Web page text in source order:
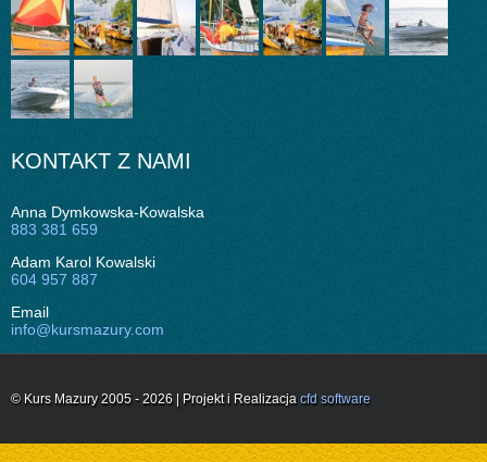
KONTAKT Z NAMI
Anna Dymkowska-Kowalska
883 381 659
Adam Karol Kowalski
604 957 887
Email
info@kursmazury.com
© Kurs Mazury 2005 - 2026 | Projekt i Realizacja cfd software